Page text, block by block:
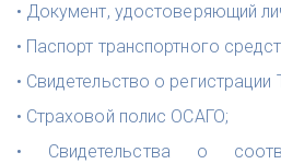
• Документ, удостоверяющий
• Паспорт транспортного
• Свидетельство о регистрации
• Страховой полис ОСАГО;
• Свидетельства о